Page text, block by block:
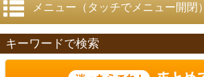
メニュー（タッチでメニュー開閉）
キーワードで検索